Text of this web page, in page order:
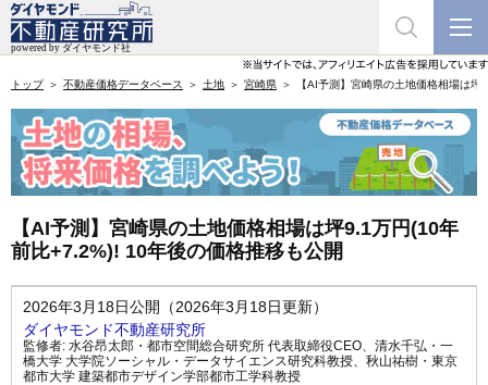
トップ 不動産価格データベース 土地 宮崎県 【AI予測】宮崎県の土地価格相場は
【AI予測】宮崎県の土地価格相場は坪9.1万円(10年
前比+7.2%)! 10年後の価格推移も公開
2026年3月18日公開（2026年3月18日更新）
ダイヤモンド不動産研究所
監修者: 水谷昂太郎・都市空間総合研究所 代表取締役CEO、 清水千弘・一
橋大学 大学院ソーシャル・データサイエンス研究科教授、 秋山祐樹・東京
都市大学 建築都市デザイン学部都市工学科教授